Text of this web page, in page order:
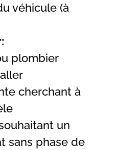
véhicule (à
plombier
cherchant à
un
sans phase de